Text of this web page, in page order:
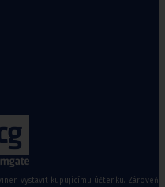
vystavit kupujícímu účtenku. Zároveň